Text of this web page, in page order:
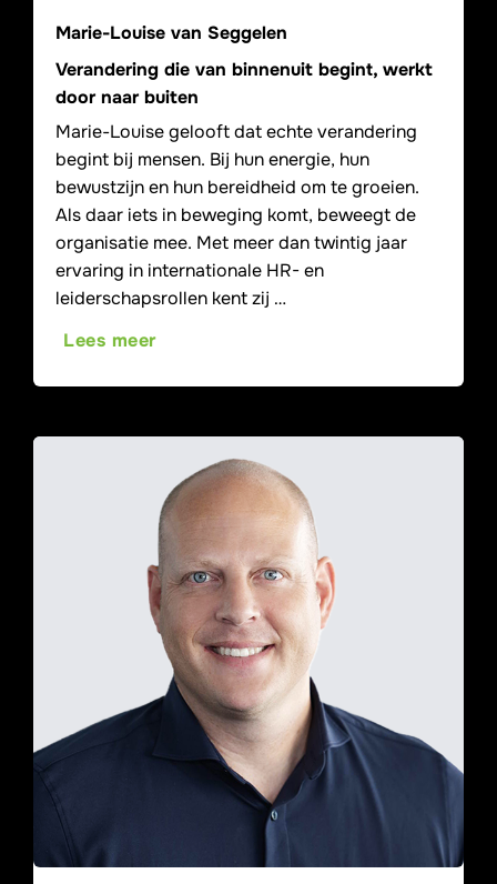
Marie-Louise van Seggelen
Verandering die van binnenuit begint, werkt
door naar buiten
Marie-Louise gelooft dat echte verandering
begint bij mensen. Bij hun energie, hun
bewustzijn en hun bereidheid om te groeien.
Als daar iets in beweging komt, beweegt de
organisatie mee. Met meer dan twintig jaar
ervaring in internationale HR- en
leiderschapsrollen kent zij …
Lees meer